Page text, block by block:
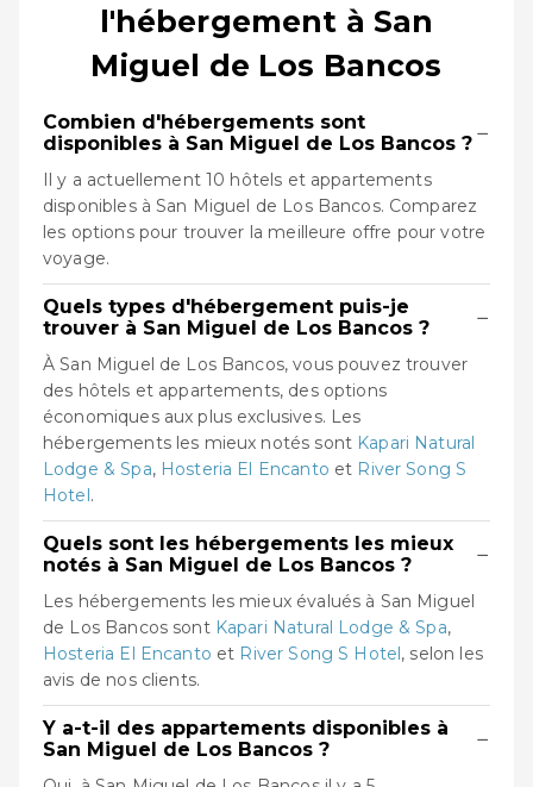
l'hébergement à San
Miguel de Los Bancos
Combien d'hébergements sont
disponibles à San Miguel de Los Bancos ? −
Il y a actuellement 10 hôtels et appartements
disponibles à San Miguel de Los Bancos. Comparez
les options pour trouver la meilleure offre pour votre
voyage.
Quels types d'hébergement puis-je
trouver à San Miguel de Los Bancos ?
−
À San Miguel de Los Bancos, vous pouvez trouver
des hôtels et appartements, des options
économiques aux plus exclusives. Les
hébergements les mieux notés sont Kapari Natural
Lodge & Spa, Hosteria El Encanto et River Song S
Hotel.
Quels sont les hébergements les mieux
notés à San Miguel de Los Bancos ?
−
Les hébergements les mieux évalués à San Miguel
de Los Bancos sont Kapari Natural Lodge & Spa,
Hosteria El Encanto et River Song S Hotel, selon les
avis de nos clients.
Y a-t-il des appartements disponibles à
San Miguel de Los Bancos ?
−